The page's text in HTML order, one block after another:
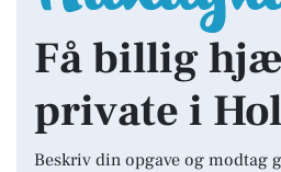
Få billig
private i
Beskriv din opgave og modtag